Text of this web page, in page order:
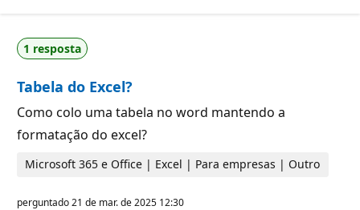
1 resposta
Tabela do Excel?
Como colo uma tabela no word mantendo a
formatação do excel?
Microsoft 365 e Office | Excel | Para empresas | Outro
perguntado21 de mar. de 2025 12:30